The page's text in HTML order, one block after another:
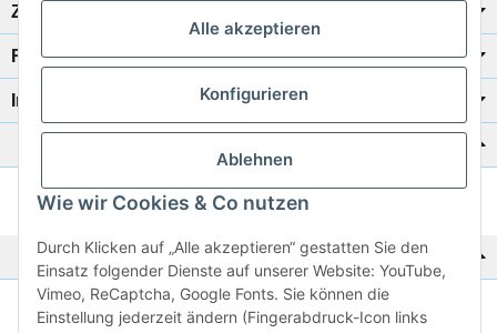
Alle akzeptieren
Konfigurieren
Ablehnen
Wie wir Cookies & Co nutzen
Durch Klicken auf „Alle akzeptieren“ gestatten Sie den
Einsatz folgender Dienste auf unserer Website: YouTube,
Vimeo, ReCaptcha, Google Fonts. Sie können die
Einstellung jederzeit ändern (Fingerabdruck-Icon links
Zahlung/Versand
Rechtliches
Informationen
Zur Schnellbestellung
Noch kein Katalog?
Preisliste anschauen